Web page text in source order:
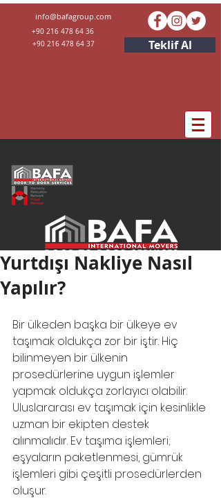
info@bafagroup.com
+90 216 478 64 36 ​
+90 216 478 64 37 ​
Teklif Al
Yurtdışı Nakliye Nasıl
Yapılır?
Bir ülkeden başka bir ülkeye ev
taşımak oldukça zor bir iştir. Hiç
bilinmeyen bir ülkenin
prosedürlerine uygun işlemler
yapmak oldukça zorlayıcı olabilir.
Uluslararası ev taşımak için kesinlikle
uzman bir ekipten destek
alınmalıdır. Ev taşıma işlemleri;
eşyaların paketlenmesi, gümrük
işlemleri gibi çeşitli prosedürlerden
oluşur.